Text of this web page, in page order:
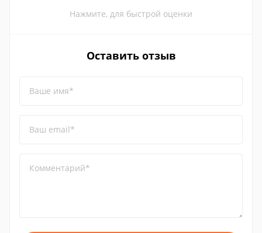
Нажмите, для быстрой оценки
Оставить отзыв
Ваше имя*
Ваш email*
Комментарий*